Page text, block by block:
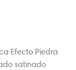
Efecto Piedra
satinado